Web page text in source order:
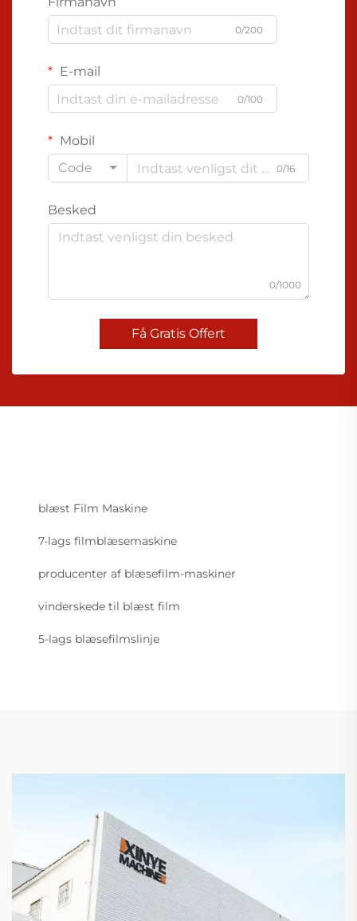
0/200
E-mail
0/100
Mobil
Code
0/16
Besked
0/1000
Få Gratis Offert
blæst Film Maskine
7-lags filmblæsemaskine
producenter af blæsefilm-maskiner
vinderskede til blæst film
5-lags blæsefilmslinje